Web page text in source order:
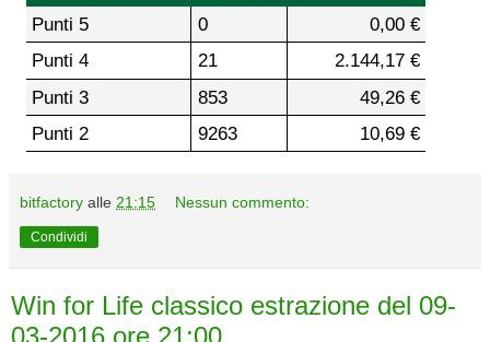
Punti 5
0
0,00 €
Punti 4
21
2.144,17 €
Punti 3
853
49,26 €
Punti 2
9263 10,69 €
bitfactory alle 21:15 Nessun commento:
Condividi
Win for Life classico estrazione del 09-